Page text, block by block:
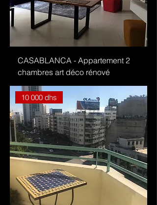
CASABLANCA - Appartement 2
chambres art déco rénové
10 000 dhs